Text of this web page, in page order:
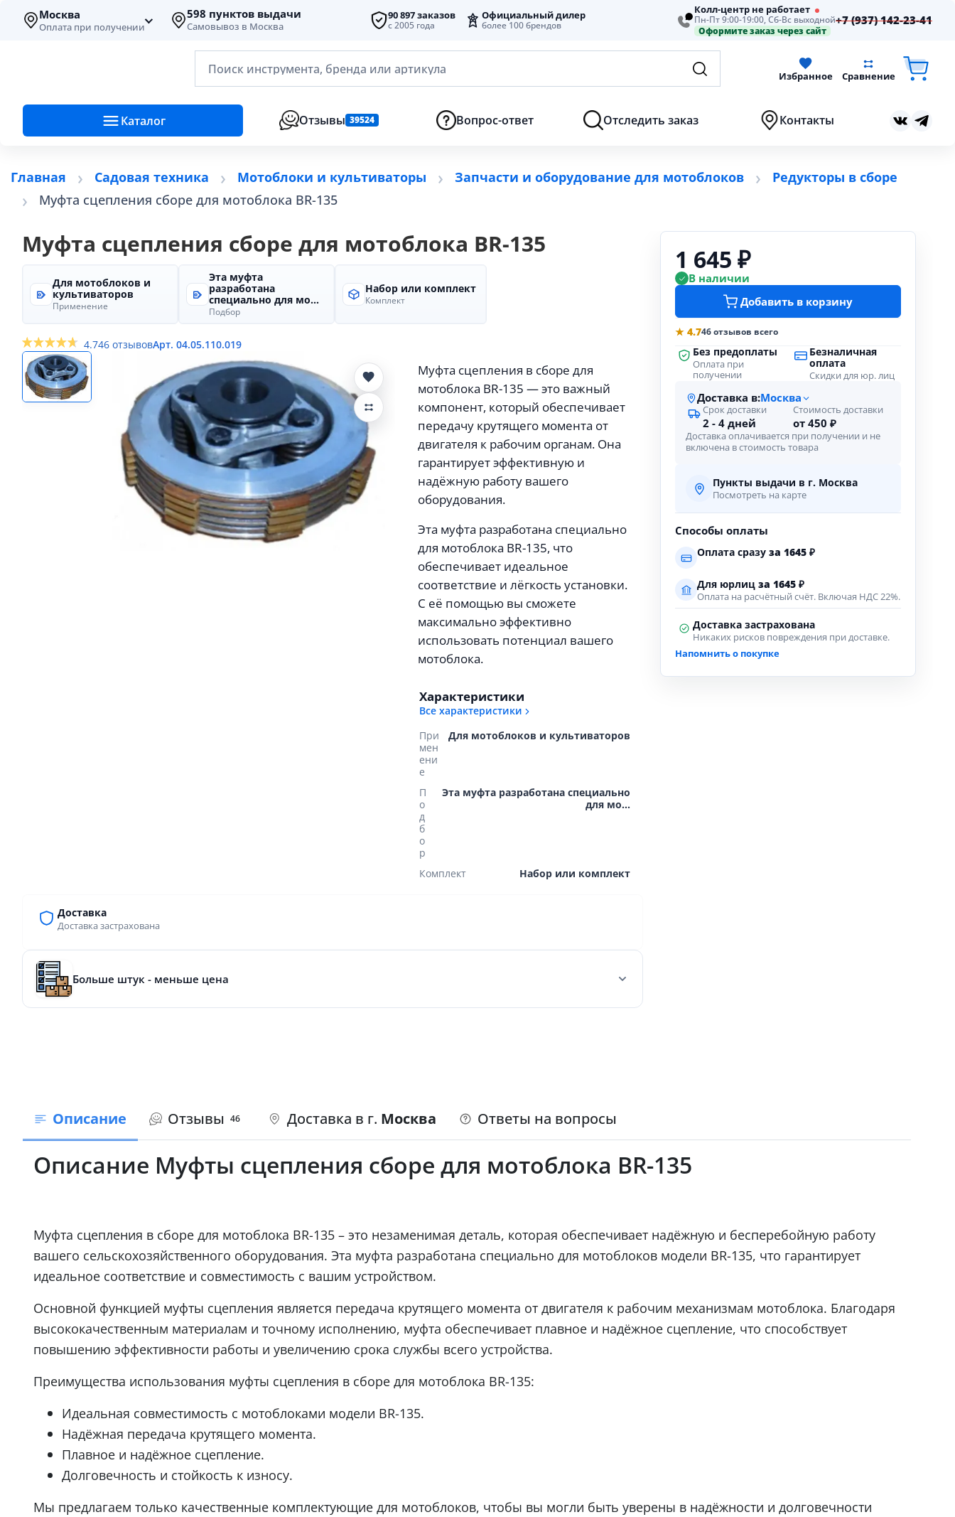
Москва
Оплата при получении
598 пунктов выдачи
Самовывоз в Москва
90 897 заказов
с 2005 года
Официальный дилер
более 100 брендов
Колл-центр не работает
Пн-Пт 9:00-19:00, Сб-Вс выходной
Оформите заказ через сайт
+7 (937) 142-23-41
Поиск инструмента, бренда или артикула Избранное Сравнение
Каталог Отзывы 39524 Вопрос-ответ Отследить заказ Контакты
Главная Садовая техника Мотоблоки и культиваторы Запчасти и оборудование для мотоблоков
Редукторы в сборе
Муфта сцепления сборе для мотоблока BR-135
Муфта сцепления сборе для мотоблока BR-135
Для мотоблоков и
культиваторов
Применение
Эта муфта
разработана
специально для мо...
Подбор
Набор или комплект
Комплект
4.746 отзывовАрт. 04.05.110.019
Муфта сцепления в сборе для
мотоблока BR-135 — это важный
компонент, который обеспечивает
передачу крутящего момента от
двигателя к рабочим органам. Она
гарантирует эффективную и
надёжную работу вашего
оборудования.
Эта муфта разработана специально
для мотоблока BR-135, что
обеспечивает идеальное
соответствие и лёгкость установки.
С её помощью вы сможете
максимально эффективно
использовать потенциал вашего
мотоблока.
Характеристики
Все характеристики
При
мен
ени
е
Для мотоблоков и культиваторов
П
о
д
б
о
р
Эта муфта разработана специально
для мо...
Комплект Набор или комплект
Доставка
Доставка застрахована
Больше штук - меньше цена
1 645 ₽
В наличии
Добавить в корзину
★ 4.746 отзывов всего
Без предоплаты
Оплата при
получении
Безналичная
оплата
Скидки для юр. лиц
Доставка в:Москва
Срок доставки
2 - 4 дней
Стоимость доставки
от 450 ₽
Доставка оплачивается при получении и не
включена в стоимость товара
Пункты выдачи в г. Москва
Посмотреть на карте
Способы оплаты
Оплата сразу за 1645 ₽
Для юрлиц за 1645 ₽
Оплата на расчётный счёт. Включая НДС 22%.
Доставка застрахована
Никаких рисков повреждения при доставке.
Напомнить о покупке
Описание Отзывы 46 Доставка в г. Москва Ответы на вопросы
Описание Муфты сцепления сборе для мотоблока BR-135
Муфта сцепления в сборе для мотоблока BR-135 – это незаменимая деталь, которая обеспечивает надёжную и бесперебойную работу
вашего сельскохозяйственного оборудования. Эта муфта разработана специально для мотоблоков модели BR-135, что гарантирует
идеальное соответствие и совместимость с вашим устройством.
Основной функцией муфты сцепления является передача крутящего момента от двигателя к рабочим механизмам мотоблока. Благодаря
высококачественным материалам и точному исполнению, муфта обеспечивает плавное и надёжное сцепление, что способствует
повышению эффективности работы и увеличению срока службы всего устройства.
Преимущества использования муфты сцепления в сборе для мотоблока BR-135:
Идеальная совместимость с мотоблоками модели BR-135.
Надёжная передача крутящего момента.
Плавное и надёжное сцепление.
Долговечность и стойкость к износу.
Мы предлагаем только качественные комплектующие для мотоблоков, чтобы вы могли быть уверены в надёжности и долговечности